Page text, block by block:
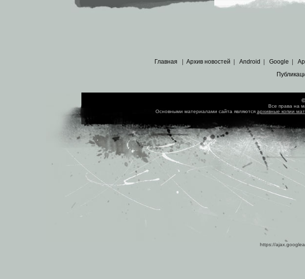
Главная Архив новостей Android Google
Все права на
Основными материалами сайта являются архивные копии
https://